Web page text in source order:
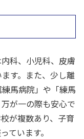
科、小児科、皮膚
す。また、少し離
馬病院」や「練馬
が一の際も安心で
が複数あり、子育
ています。